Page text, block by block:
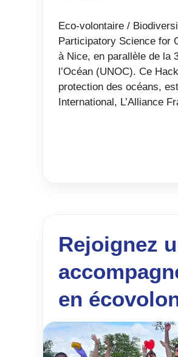
Eco-volontaire /
Participatory Science for
à Nice, en parallèle de la
l’Océan (UNOC). Ce
protection des océans,
International, L’Alliance
Rejoignez
en